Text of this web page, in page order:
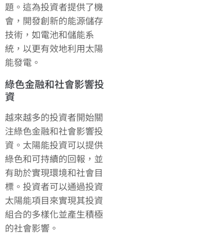
題。這為投資者提供了機
會，開發創新的能源儲存
技術，如電池和儲能系
統，以更有效地利用太陽
能發電。
綠色金融和社會影響投
資
越來越多的投資者開始關
注綠色金融和社會影響投
資。太陽能投資可以提供
綠色和可持續的回報，並
有助於實現環境和社會目
標。投資者可以通過投資
太陽能項目來實現其投資
組合的多樣化並產生積極
的社會影響。